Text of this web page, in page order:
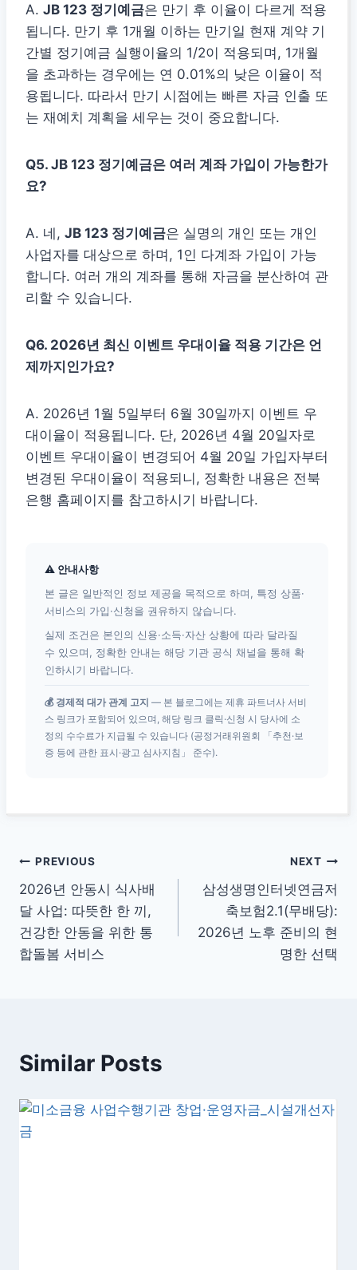
A. JB 123 정기예금은 만기 후 이율이 다르게 적용
됩니다. 만기 후 1개월 이하는 만기일 현재 계약 기
간별 정기예금 실행이율의 1/2이 적용되며, 1개월
을 초과하는 경우에는 연 0.01%의 낮은 이율이 적
용됩니다. 따라서 만기 시점에는 빠른 자금 인출 또
는 재예치 계획을 세우는 것이 중요합니다.
Q5. JB 123 정기예금은 여러 계좌 가입이 가능한가
요?
A. 네, JB 123 정기예금은 실명의 개인 또는 개인
사업자를 대상으로 하며, 1인 다계좌 가입이 가능
합니다. 여러 개의 계좌를 통해 자금을 분산하여 관
리할 수 있습니다.
Q6. 2026년 최신 이벤트 우대이율 적용 기간은 언
제까지인가요?
A. 2026년 1월 5일부터 6월 30일까지 이벤트 우
대이율이 적용됩니다. 단, 2026년 4월 20일자로
이벤트 우대이율이 변경되어 4월 20일 가입자부터
변경된 우대이율이 적용되니, 정확한 내용은 전북
은행 홈페이지를 참고하시기 바랍니다.
⚠ 안내사항
본 글은 일반적인 정보 제공을 목적으로 하며, 특정 상품·
서비스의 가입·신청을 권유하지 않습니다.
실제 조건은 본인의 신용·소득·자산 상황에 따라 달라질
수 있으며, 정확한 안내는 해당 기관 공식 채널을 통해 확
인하시기 바랍니다.
💰 경제적 대가 관계 고지 — 본 블로그에는 제휴 파트너사 서비
스 링크가 포함되어 있으며, 해당 링크 클릭·신청 시 당사에 소
정의 수수료가 지급될 수 있습니다 (공정거래위원회 「추천·보
증 등에 관한 표시·광고 심사지침」 준수).
글
탐
색
PREVIOUS
2026년 안동시 식사배
달 사업: 따뜻한 한 끼,
건강한 안동을 위한 통
합돌봄 서비스
NEXT
삼성생명인터넷연금저
축보험2.1(무배당):
2026년 노후 준비의 현
명한 선택
Similar Posts